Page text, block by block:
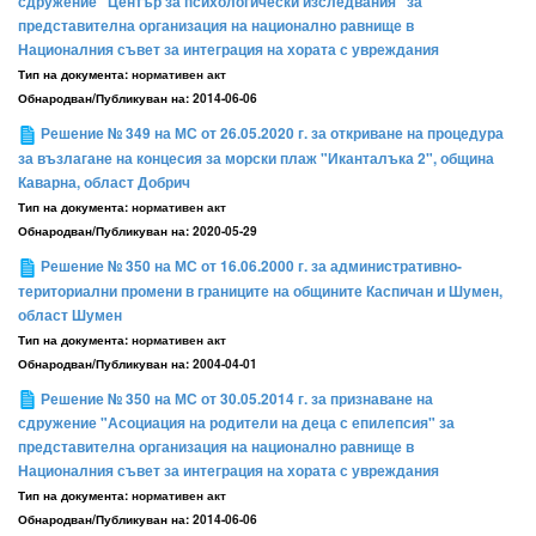
представителна организация на национално равнище в
Националния съвет за интеграция на хората с увреждания
Тип на документа: нормативен акт
Обнародван/Публикуван на: 2014-06-06
Решение № 349 на МС от 26.05.2020 г. за откриване на процедура
за възлагане на концесия за морски плаж "Иканталъка 2", община
Каварна, област Добрич
Тип на документа: нормативен акт
Обнародван/Публикуван на: 2020-05-29
Решение № 350 на МС от 16.06.2000 г. за административно-
териториални промени в границите на общините Каспичан и Шумен,
област Шумен
Тип на документа: нормативен акт
Обнародван/Публикуван на: 2004-04-01
Решение № 350 на МС от 30.05.2014 г. за признаване на
сдружение "Асоциация на родители на деца с епилепсия" за
представителна организация на национално равнище в
Националния съвет за интеграция на хората с увреждания
Тип на документа: нормативен акт
Обнародван/Публикуван на: 2014-06-06